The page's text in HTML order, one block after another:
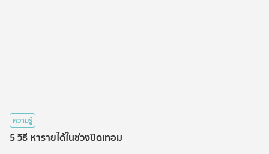
ความรู้
5 วิธี หารายได้ในช่วงปิดเทอม